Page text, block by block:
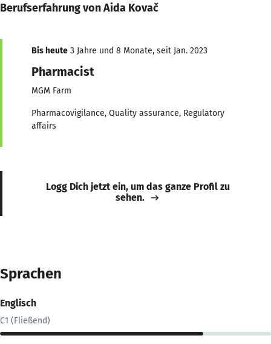
Berufserfahrung von Aida Kovač
Bis heute 3 Jahre und 8 Monate, seit Jan. 2023
Pharmacist
MGM Farm
Pharmacovigilance, Quality assurance, Regulatory
affairs
Logg Dich jetzt ein, um das ganze Profil zu
sehen.
Sprachen
Englisch
C1 (Fließend)